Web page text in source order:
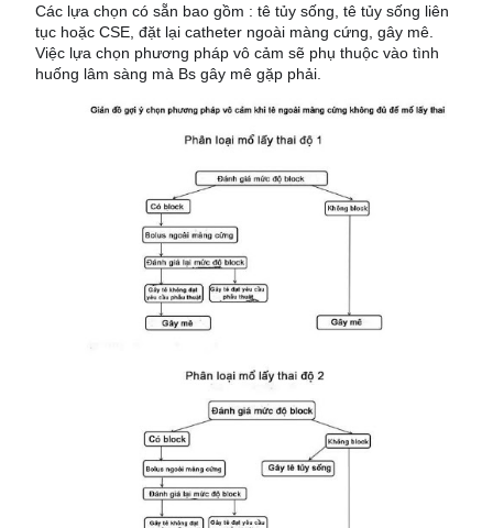
Các lựa chọn có sẵn bao gồm : tê tủy sống, tê tủy sống liên
tục hoặc CSE, đặt lại catheter ngoài màng cứng, gây mê.
Việc lựa chọn phương pháp vô cảm sẽ phụ thuộc vào tình
huống lâm sàng mà Bs gây mê gặp phải.